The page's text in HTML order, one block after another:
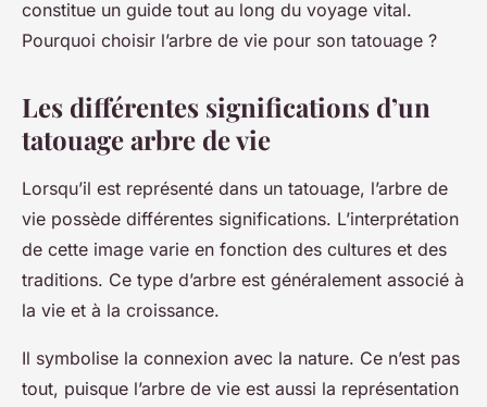
constitue un guide tout au long du voyage vital.
Pourquoi choisir l’arbre de vie pour son tatouage ?
Les différentes significations d’un
tatouage arbre de vie
Lorsqu’il est représenté dans un tatouage, l’arbre de
vie possède différentes significations. L’interprétation
de cette image varie en fonction des cultures et des
traditions. Ce type d’arbre est généralement associé à
la vie et à la croissance.
Il symbolise la connexion avec la nature. Ce n’est pas
tout, puisque l’arbre de vie est aussi la représentation